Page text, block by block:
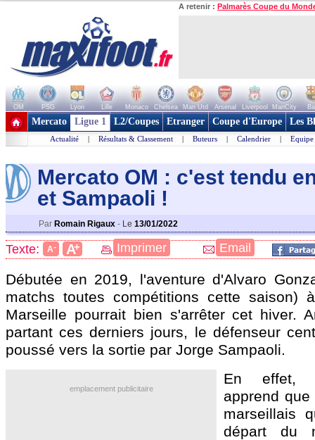
A retenir : Palmarès Coupe du
OM PSG Lyon Lille Monaco Chelsea Man Utd Arsenal Liverpool ManCity
+ de clubs
Mercato Ligue 1 L2/Coupes Etranger Coupe d'Europe Les
Actualité | Résultats & Classement | Buteurs | Calendrier | Equipe
Mercato OM : c'est tendu
et Sampaoli !
Par Romain Rigaux - Le 13/01/2022
Texte: A- A+ Imprimer Email
Débutée en 2019, l'aventure d'Alvaro
matchs toutes compétitions cette saison)
Marseille pourrait bien s'arrêter cet hiver.
partant ces derniers jours, le défenseur
poussé vers la sortie par Jorge Sampaoli.
emplacement publicitaire
En effet,
apprend
marseillais
départ du